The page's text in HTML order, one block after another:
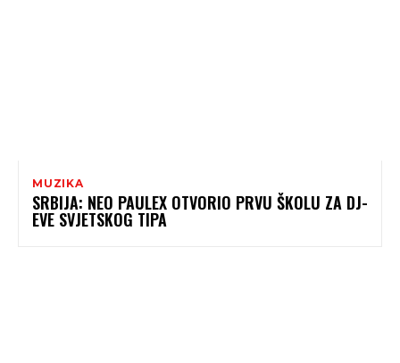
MUZIKA
SRBIJA: NEO PAULEX OTVORIO PRVU ŠKOLU ZA DJ-
EVE SVJETSKOG TIPA